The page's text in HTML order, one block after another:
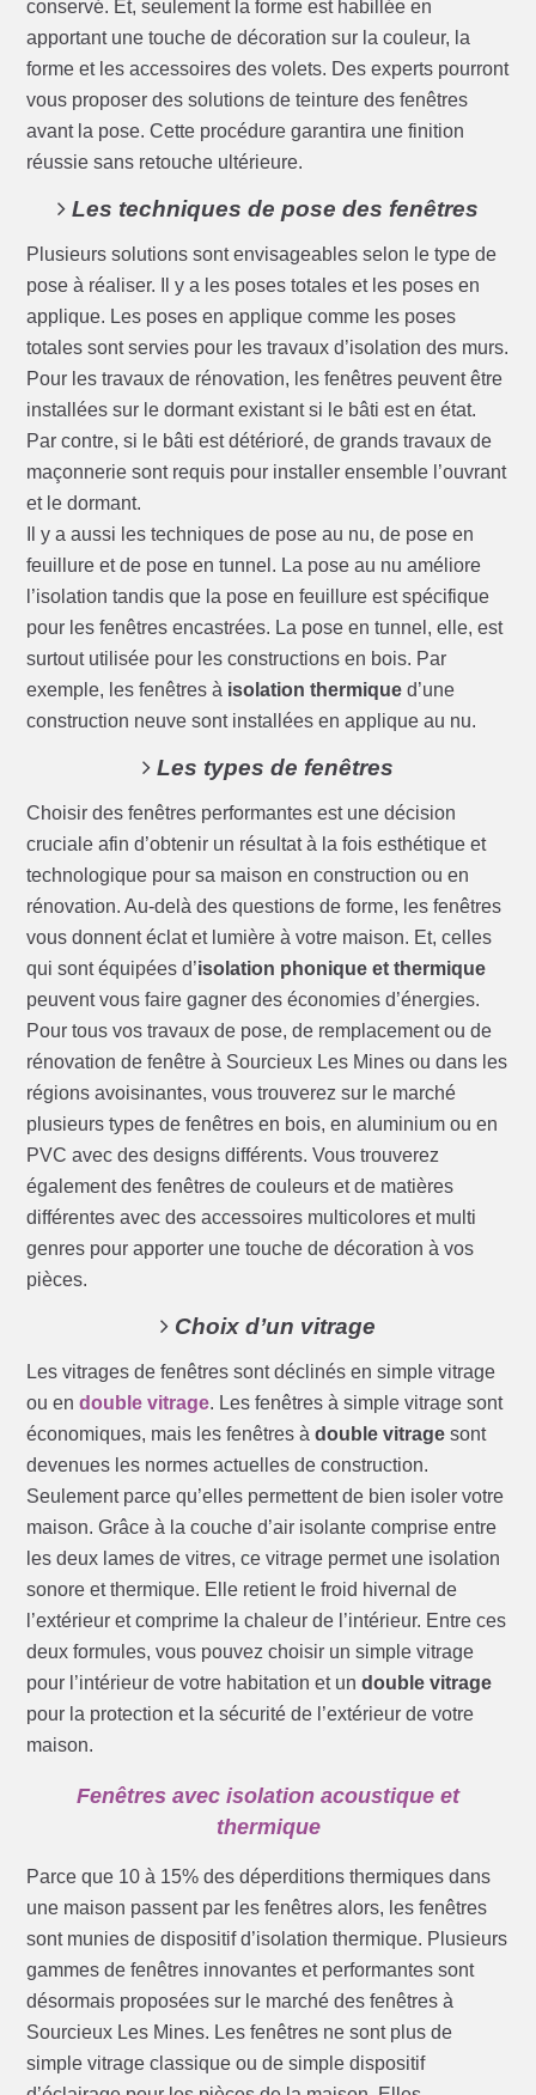
conservé. Et, seulement la forme est habillée en
apportant une touche de décoration sur la couleur, la
forme et les accessoires des volets. Des experts pourront
vous proposer des solutions de teinture des fenêtres
avant la pose. Cette procédure garantira une finition
réussie sans retouche ultérieure.
Les techniques de pose des fenêtres
Plusieurs solutions sont envisageables selon le type de
pose à réaliser. Il y a les poses totales et les poses en
applique. Les poses en applique comme les poses
totales sont servies pour les travaux d’isolation des murs.
Pour les travaux de rénovation, les fenêtres peuvent être
installées sur le dormant existant si le bâti est en état.
Par contre, si le bâti est détérioré, de grands travaux de
maçonnerie sont requis pour installer ensemble l’ouvrant
et le dormant.
Il y a aussi les techniques de pose au nu, de pose en
feuillure et de pose en tunnel. La pose au nu améliore
l’isolation tandis que la pose en feuillure est spécifique
pour les fenêtres encastrées. La pose en tunnel, elle, est
surtout utilisée pour les constructions en bois. Par
exemple, les fenêtres à isolation thermique d’une
construction neuve sont installées en applique au nu.
Les types de fenêtres
Choisir des fenêtres performantes est une décision
cruciale afin d’obtenir un résultat à la fois esthétique et
technologique pour sa maison en construction ou en
rénovation. Au-delà des questions de forme, les fenêtres
vous donnent éclat et lumière à votre maison. Et, celles
qui sont équipées d’isolation phonique et thermique
peuvent vous faire gagner des économies d’énergies.
Pour tous vos travaux de pose, de remplacement ou de
rénovation de fenêtre à Sourcieux Les Mines ou dans les
régions avoisinantes, vous trouverez sur le marché
plusieurs types de fenêtres en bois, en aluminium ou en
PVC avec des designs différents. Vous trouverez
également des fenêtres de couleurs et de matières
différentes avec des accessoires multicolores et multi
genres pour apporter une touche de décoration à vos
pièces.
Choix d’un vitrage
Les vitrages de fenêtres sont déclinés en simple vitrage
ou endouble vitrage. Les fenêtres à simple vitrage sont
économiques, mais les fenêtres àdouble vitrage sont
devenues les normes actuelles de construction.
Seulement parce qu’elles permettent de bien isoler votre
maison. Grâce à la couche d’air isolante comprise entre
les deux lames de vitres, ce vitrage permet une isolation
sonore et thermique. Elle retient le froid hivernal de
l’extérieur et comprime la chaleur de l’intérieur. Entre ces
deux formules, vous pouvez choisir un simple vitrage
pour l’intérieur de votre habitation et undouble vitrage
pour la protection et la sécurité de l’extérieur de votre
maison.
Fenêtres avec isolation acoustique et
thermique
Parce que 10 à 15% des déperditions thermiques dans
une maison passent par les fenêtres alors, les fenêtres
sont munies de dispositif d’isolation thermique. Plusieurs
gammes de fenêtres innovantes et performantes sont
désormais proposées sur le marché des fenêtres à
Sourcieux Les Mines. Les fenêtres ne sont plus de
simple vitrage classique ou de simple dispositif